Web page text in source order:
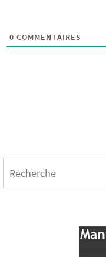
0 COMMENTAIRES